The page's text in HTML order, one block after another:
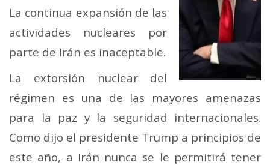
La continua expansión de las
actividades nucleares por
parte de Irán es inaceptable.
La extorsión nuclear del
régimen es una de las mayores amenazas
para la paz y la seguridad internacionales.
Como dijo el presidente Trump a principios de
este año, a Irán nunca se le permitirá tener